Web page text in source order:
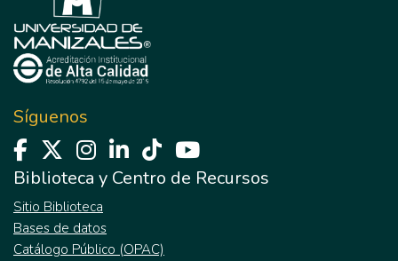
Síguenos
Biblioteca y Centro de Recursos
Sitio Biblioteca
Bases de datos
Catálogo Público (OPAC)